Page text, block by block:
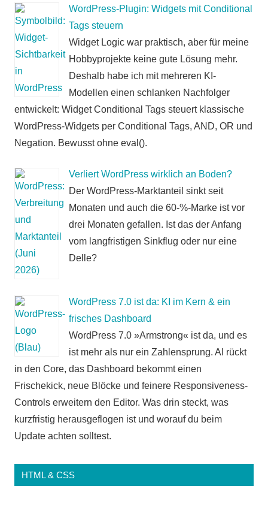
WordPress-Plugin: Widgets mit Conditional
Tags steuern
Widget Logic war praktisch, aber für meine
Hobbyprojekte keine gute Lösung mehr.
Deshalb habe ich mit mehreren KI-
Modellen einen schlanken Nachfolger
entwickelt: Widget Conditional Tags steuert klassische
WordPress-Widgets per Conditional Tags, AND, OR und
Negation. Bewusst ohne eval().
Verliert WordPress wirklich an Boden?
Der WordPress-Marktanteil sinkt seit
Monaten und auch die 60-%-Marke ist vor
drei Monaten gefallen. Ist das der Anfang
vom langfristigen Sinkflug oder nur eine
Delle?
WordPress 7.0 ist da: KI im Kern & ein
frisches Dashboard
WordPress 7.0 »Armstrong« ist da, und es
ist mehr als nur ein Zahlensprung. AI rückt
in den Core, das Dashboard bekommt einen
Frischekick, neue Blöcke und feinere Responsiveness-
Controls erweitern den Editor. Was drin steckt, was
kurzfristig herausgeflogen ist und worauf du beim
Update achten solltest.
HTML & CSS